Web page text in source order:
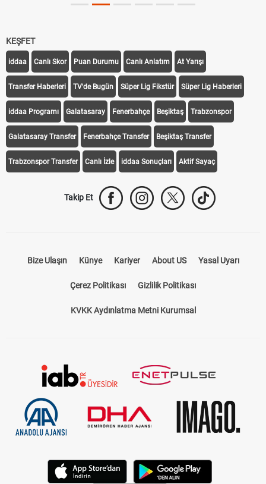
KEŞFET
iddaa Canlı Skor Puan Durumu Canlı Anlatım At Yarışı
Transfer Haberleri TV'de Bugün Süper Lig Fikstür Süper Lig Haberleri
iddaa Programı Galatasaray Fenerbahçe Beşiktaş Trabzonspor
Galatasaray Transfer Fenerbahçe Transfer Beşiktaş Transfer
Trabzonspor Transfer Canlı İzle iddaa Sonuçları Aktif Sayaç
Takip Et
Bize Ulaşın Künye Kariyer About US Yasal Uyarı
Çerez Politikası Gizlilik Politikası
KVKK Aydınlatma Metni Kurumsal